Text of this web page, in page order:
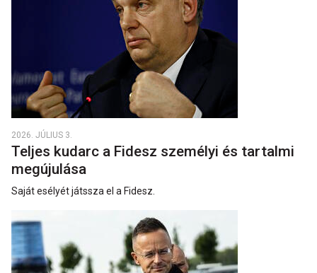
2026. JÚLIUS 3.
Teljes kudarc a Fidesz személyi és tartalmi
megújulása
Saját esélyét játssza el a Fidesz.